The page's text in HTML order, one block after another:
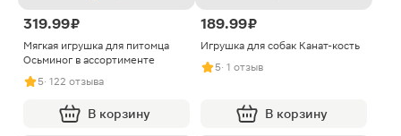
319.99 ₽
Мягкая игрушка для питомца
Осьминог в ассортименте
5· 122 отзыва
В корзину
189.99 ₽
Игрушка для собак Канат-кость
5· 1 отзыв
В корзину